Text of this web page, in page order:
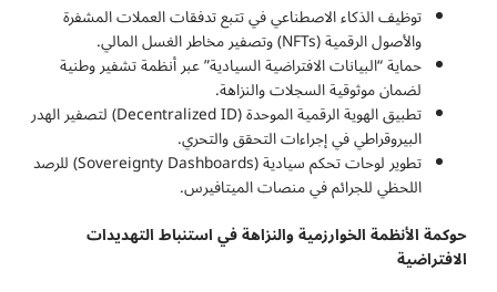
توظيف الذكاء الاصطناعي في تتبع تدفقات العملات المشفرة
والأصول الرقمية (NFTs) وتصفير مخاطر الغسل المالي.
حماية “البيانات الافتراضية السيادية” عبر أنظمة تشفير وطنية
لضمان موثوقية السجلات والنزاهة.
تطبيق الهوية الرقمية الموحدة (Decentralized ID) لتصفير الهدر
البيروقراطي في إجراءات التحقق والتحري.
تطوير لوحات تحكم سيادية (Sovereignty Dashboards) للرصد
اللحظي للجرائم في منصات الميتافيرس.
حوكمة الأنظمة الخوارزمية والنزاهة في استنباط التهديدات
الافتراضية